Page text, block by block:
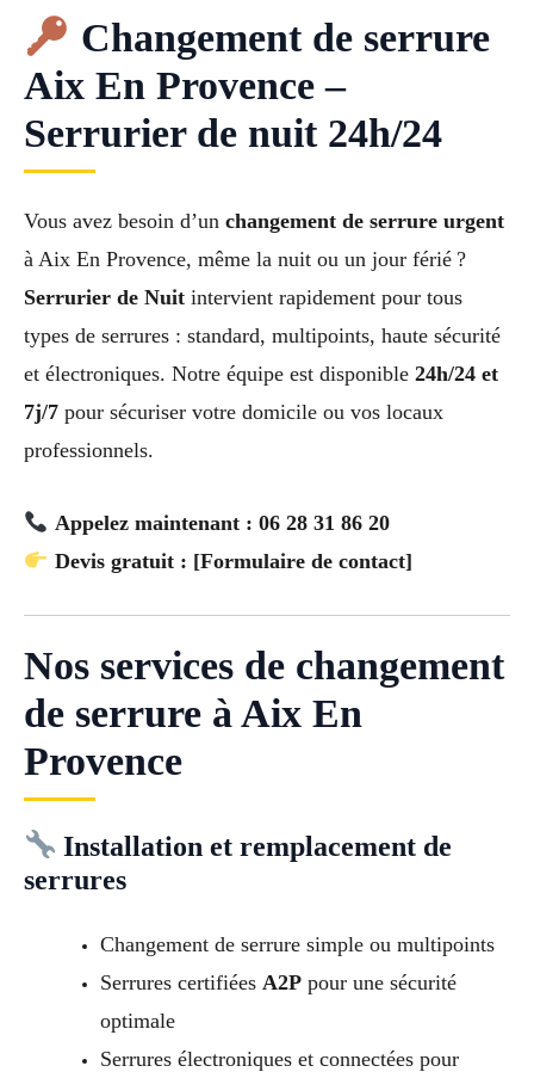
Changement de serrure
Aix En Provence –
Serrurier de nuit 24h/24
Vous avez besoin d’un changement de serrure urgent
à Aix En Provence, même la nuit ou un jour férié ?
Serrurier de Nuit intervient rapidement pour tous
types de serrures : standard, multipoints, haute sécurité
et électroniques. Notre équipe est disponible 24h/24 et
7j/7 pour sécuriser votre domicile ou vos locaux
professionnels.
Appelez maintenant : 06 28 31 86 20
Devis gratuit : [Formulaire de contact]
Nos services de changement
de serrure à Aix En
Provence
Installation et remplacement de
serrures
Changement de serrure simple ou multipoints
Serrures certifiées A2Ppour une sécurité
optimale
Serrures électroniques et connectées pour